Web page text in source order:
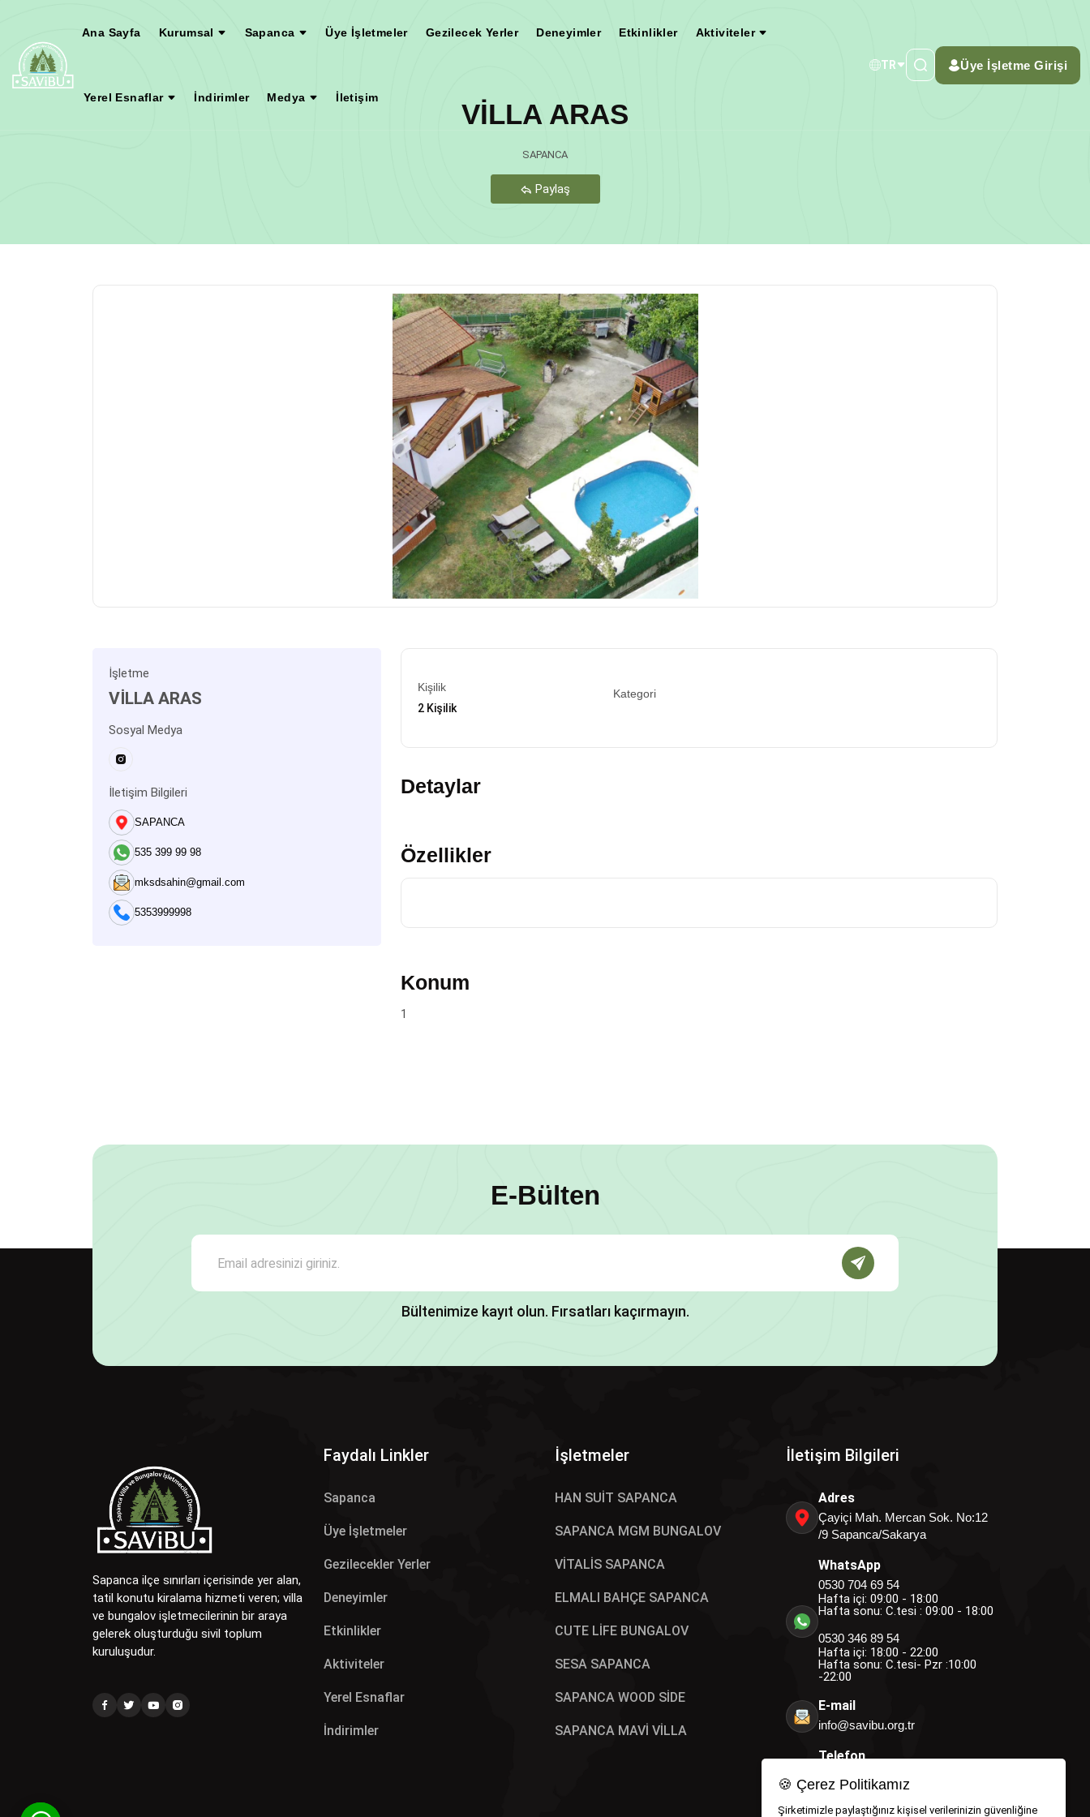
Ana Sayfa Kurumsal Sapanca Üye İşletmeler Gezilecek Yerler Deneyimler Etkinlikler Aktiviteler
Yerel Esnaflar İndirimler Medya İletişim
TR Üye İşletme Girişi
VİLLA ARAS
SAPANCA
Paylaş
Teşekkür Ederiz
İşletme
VİLLA ARAS
Sosyal Medya
İletişim Bilgileri
SAPANCA
535 399 99 98
mksdsahin@gmail.com
5353999998
Kişilik
2 Kişilik
Kategori
Detaylar
Özellikler
Konum
1
E-Bülten
Bültenimize kayıt olun. Fırsatları kaçırmayın.
Sapanca ilçe sınırları içerisinde yer alan,
tatil konutu kiralama hizmeti veren; villa
ve bungalov işletmecilerinin bir araya
gelerek oluşturduğu sivil toplum
kuruluşudur.
Faydalı Linkler
Sapanca
Üye İşletmeler
Gezilecekler Yerler
Deneyimler
Etkinlikler
Aktiviteler
Yerel Esnaflar
İndirimler
İşletmeler
HAN SUİT SAPANCA
SAPANCA MGM BUNGALOV
VİTALİS SAPANCA
ELMALI BAHÇE SAPANCA
CUTE LİFE BUNGALOV
SESA SAPANCA
SAPANCA WOOD SİDE
SAPANCA MAVİ VİLLA
İletişim Bilgileri
Adres
Çayiçi Mah. Mercan Sok. No:12
/9 Sapanca/Sakarya
WhatsApp
0530 704 69 54
Hafta içi: 09:00 - 18:00
Hafta sonu: C.tesi : 09:00 - 18:00
0530 346 89 54
Hafta içi: 18:00 - 22:00
Hafta sonu: C.tesi- Pzr :10:00
-22:00
E-mail
info@savibu.org.tr
Telefon
0530 346 89 54
0530 704 69 54
🍪 Çerez Politikamız
Şirketimizle paylaştığınız kişisel verilerinizin güvenliğine